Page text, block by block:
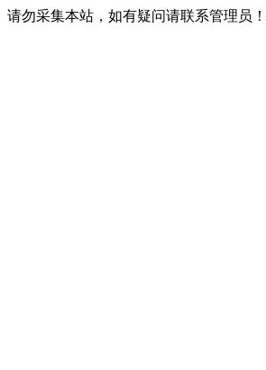
请勿采集本站，如有疑问请联系管理员！